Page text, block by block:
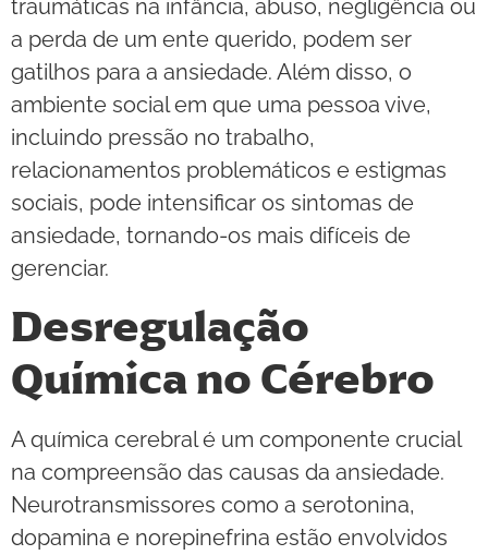
traumáticas na infância, abuso, negligência ou
a perda de um ente querido, podem ser
gatilhos para a ansiedade. Além disso, o
ambiente social em que uma pessoa vive,
incluindo pressão no trabalho,
relacionamentos problemáticos e estigmas
sociais, pode intensificar os sintomas de
ansiedade, tornando-os mais difíceis de
gerenciar.
Desregulação
Química no Cérebro
A química cerebral é um componente crucial
na compreensão das causas da ansiedade.
Neurotransmissores como a serotonina,
dopamina e norepinefrina estão envolvidos